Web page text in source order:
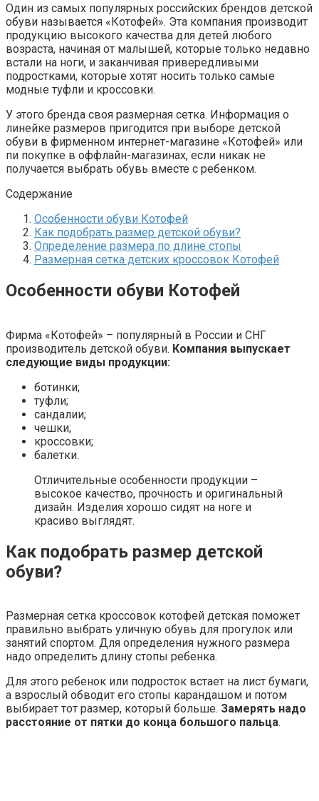
Один из самых популярных российских брендов детской
обуви называется «Котофей». Эта компания производит
продукцию высокого качества для детей любого
возраста, начиная от малышей, которые только недавно
встали на ноги, и заканчивая привередливыми
подростками, которые хотят носить только самые
модные туфли и кроссовки.
У этого бренда своя размерная сетка. Информация о
линейке размеров пригодится при выборе детской
обуви в фирменном интернет-магазине «Котофей» или
пи покупке в оффлайн-магазинах, если никак не
получается выбрать обувь вместе с ребенком.
Содержание
Особенности обуви Котофей
Как подобрать размер детской обуви?
Определение размера по длине стопы
Размерная сетка детских кроссовок Котофей
Особенности обуви Котофей
Фирма «Котофей» – популярный в России и СНГ
производитель детской обуви. Компания выпускает
следующие виды продукции:
ботинки;
туфли;
сандалии;
чешки;
кроссовки;
балетки.
Отличительные особенности продукции –
высокое качество, прочность и оригинальный
дизайн. Изделия хорошо сидят на ноге и
красиво выглядят.
Как подобрать размер детской
обуви?
Размерная сетка кроссовок котофей детская поможет
правильно выбрать уличную обувь для прогулок или
занятий спортом. Для определения нужного размера
надо определить длину стопы ребенка.
Для этого ребенок или подросток встает на лист бумаги,
а взрослый обводит его стопы карандашом и потом
выбирает тот размер, который больше. Замерять надо
расстояние от пятки до конца большого пальца.